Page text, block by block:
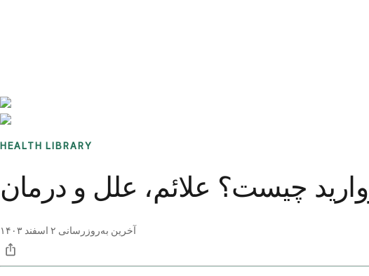
HEALTH LIBRARY
چیست؟ علائم، علل و درمان
آخرین به‌روزرسانی ۲ اسفند ۱۴۰۳